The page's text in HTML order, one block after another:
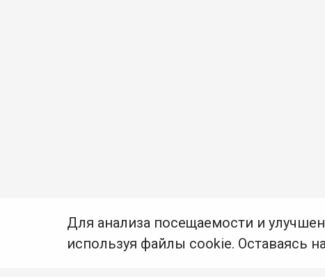
Для анализа посещаемости и
используя файлы cookie. Оставаясь